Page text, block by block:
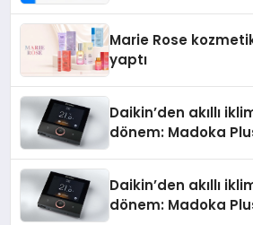
Marie Rose
yaptı
Daikin’den akıllı
dönem: Madoka
Daikin’den akıllı
dönem: Madoka